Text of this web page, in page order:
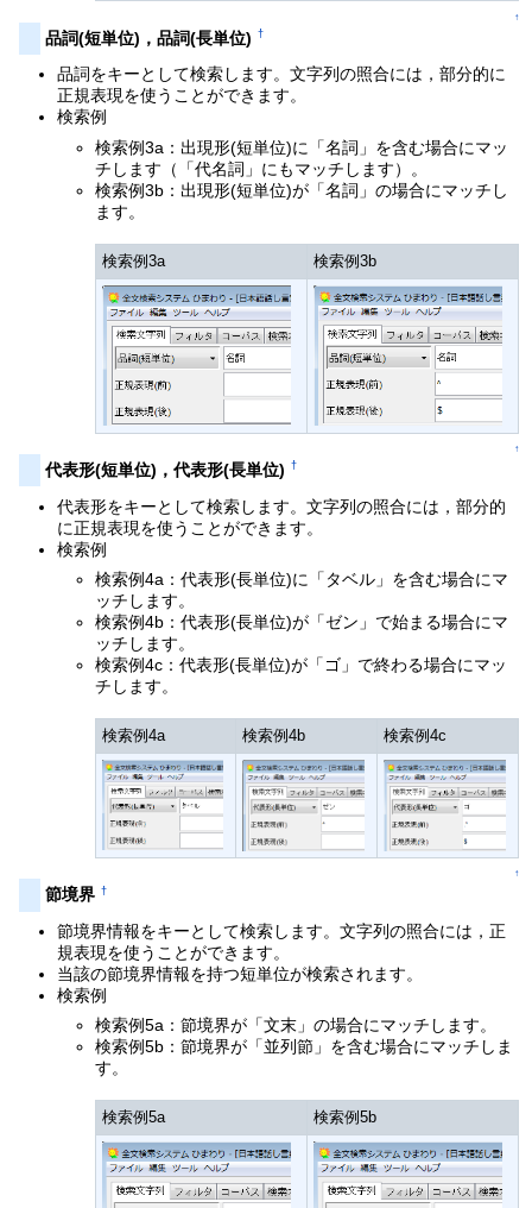
↑
品詞(短単位)，品詞(長単位) †
品詞をキーとして検索します。文字列の照合には，部分的に
正規表現を使うことができます。
検索例
検索例3a：出現形(短単位)に「名詞」を含む場合にマッ
チします（「代名詞」にもマッチします）。
検索例3b：出現形(短単位)が「名詞」の場合にマッチし
ます。
検索例3a 検索例3b
↑
代表形(短単位)，代表形(長単位) †
代表形をキーとして検索します。文字列の照合には，部分的
に正規表現を使うことができます。
検索例
検索例4a：代表形(長単位)に「タベル」を含む場合にマ
ッチします。
検索例4b：代表形(長単位)が「ゼン」で始まる場合にマ
ッチします。
検索例4c：代表形(長単位)が「ゴ」で終わる場合にマッ
チします。
検索例4a 検索例4b 検索例4c
↑
節境界 †
節境界情報をキーとして検索します。文字列の照合には，正
規表現を使うことができます。
当該の節境界情報を持つ短単位が検索されます。
検索例
検索例5a：節境界が「文末」の場合にマッチします。
検索例5b：節境界が「並列節」を含む場合にマッチしま
す。
検索例5a 検索例5b